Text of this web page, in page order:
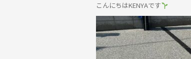
こんにちはKENYAです